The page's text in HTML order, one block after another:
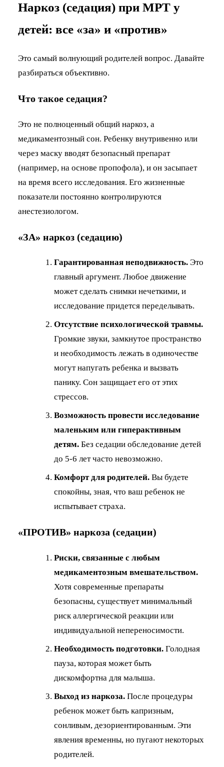
Наркоз (седация) при МРТ у
детей: все «за» и «против»
Это самый волнующий родителей вопрос. Давайте
разбираться объективно.
Что такое седация?
Это не полноценный общий наркоз, а
медикаментозный сон. Ребенку внутривенно или
через маску вводят безопасный препарат
(например, на основе пропофола), и он засыпает
на время всего исследования. Его жизненные
показатели постоянно контролируются
анестезиологом.
«ЗА» наркоз (седацию)
Гарантированная неподвижность. Это
главный аргумент. Любое движение
может сделать снимки нечеткими, и
исследование придется переделывать.
Отсутствие психологической травмы.
Громкие звуки, замкнутое пространство
и необходимость лежать в одиночестве
могут напугать ребенка и вызвать
панику. Сон защищает его от этих
стрессов.
Возможность провести исследование
маленьким или гиперактивным
детям. Без седации обследование детей
до 5-6 лет часто невозможно.
Комфорт для родителей. Вы будете
спокойны, зная, что ваш ребенок не
испытывает страха.
«ПРОТИВ» наркоза (седации)
Риски, связанные с любым
медикаментозным вмешательством.
Хотя современные препараты
безопасны, существует минимальный
риск аллергической реакции или
индивидуальной непереносимости.
Необходимость подготовки. Голодная
пауза, которая может быть
дискомфортна для малыша.
Выход из наркоза. После процедуры
ребенок может быть капризным,
сонливым, дезориентированным. Эти
явления временны, но пугают некоторых
родителей.